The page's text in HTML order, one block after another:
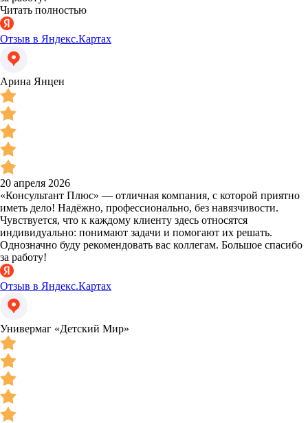
Читать полностью
Отзыв в Яндекс.Картах
Арина Янцен
20 апреля 2026
«Консультант Плюс» — отличная компания, с которой приятно
иметь дело! Надёжно, профессионально, без навязчивости.
Чувствуется, что к каждому клиенту здесь относятся
индивидуально: понимают задачи и помогают их решать.
Однозначно буду рекомендовать вас коллегам. Большое спасибо
за работу!
Отзыв в Яндекс.Картах
Универмаг «Детский Мир»